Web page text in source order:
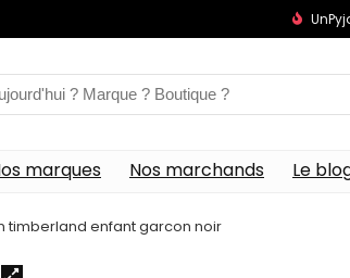
marques Nos marchands Le
timberland enfant garcon noir